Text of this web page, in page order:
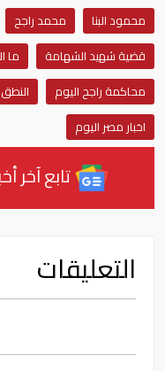
محمود البنا محمد راجح
قضية شهيد الشهامة
ما
محاكمة راجح اليوم
اخبار مصر اليوم
تابع آخر
التعليقات